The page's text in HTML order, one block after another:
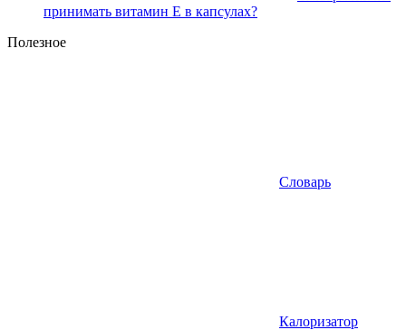
принимать витамин Е в капсулах?
Полезное
Словарь
Калоризатор